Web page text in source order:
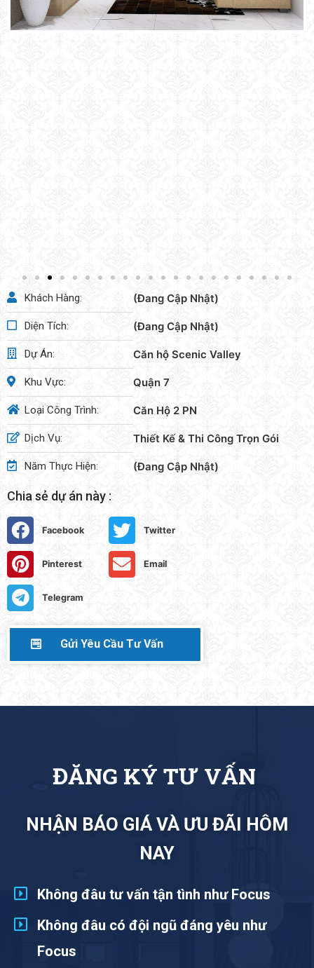
Khách Hàng:
Diện Tích:
Dự Án:
Khu Vực:
Loại Công Trình:
Dịch Vụ:
Năm Thực Hiện:
Chia sẻ dự án này :
Facebook Twitter
Pinterest Email
Telegram
Gửi Yêu Cầu Tư Vấn
(Đang Cập Nhật)
(Đang Cập Nhật)
Căn hộ Scenic Valley
Quận 7
Căn Hộ 2 PN
Thiết Kế & Thi Công Trọn Gói
(Đang Cập Nhật)
NHẬN BÁO GIÁ VÀ ƯU ĐÃI HÔM
NAY
Không đâu tư vấn tận tình như Focus
Không đâu có đội ngũ đáng yêu như
Focus